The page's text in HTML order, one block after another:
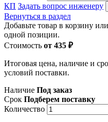
КП Задать вопрос инженеру
Вернуться в раздел
Добавьте товар в корзину
одной позиции.
Стоимость от 435 ₽
Итоговая цена, наличие и
условий поставки.
Наличие Под заказ
Срок Подберем поставку
Количество